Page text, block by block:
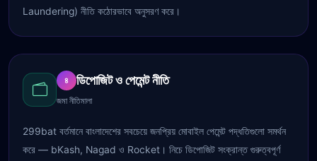
Laundering) নীতি কঠোরভাবে অনুসরণ করে।
৪ ডিপোজিট ও পেমেন্ট নীতি
জমা নীতিমালা
299bat বর্তমানে বাংলাদেশের সবচেয়ে জনপ্রিয় মোবাইল পেমেন্ট পদ্ধতিগুলো সমর্থন
করে — bKash, Nagad ও Rocket। নিচে ডিপোজিট সংক্রান্ত গুরুত্বপূর্ণ